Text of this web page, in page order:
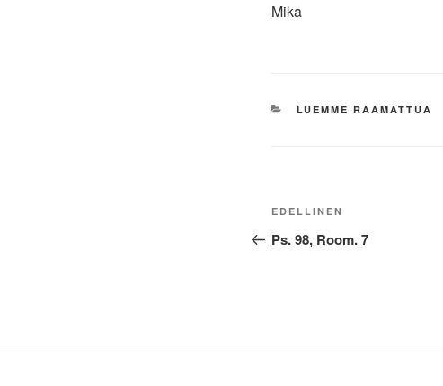
Mika
KATEGORIAT
LUEMME RAAMATTUA
Artikkelien
selaus
Edellinen
artikkeli
EDELLINEN
Ps. 98, Room. 7